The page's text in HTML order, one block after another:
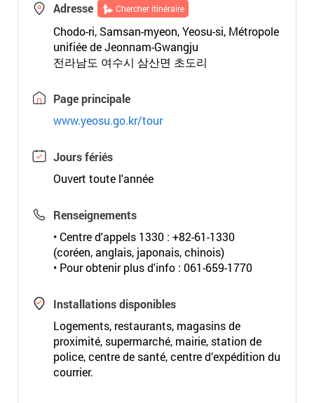
Adresse Chercher itinéraire
Chodo-ri, Samsan-myeon, Yeosu-si, Métropole
unifiée de Jeonnam-Gwangju
전라남도 여수시 삼산면 초도리
Page principale
www.yeosu.go.kr/tour
Jours fériés
Ouvert toute l'année
Renseignements
• Centre d'appels 1330 : +82-61-1330
(coréen, anglais, japonais, chinois)
• Pour obtenir plus d'info : 061-659-1770
Installations disponibles
Logements, restaurants, magasins de
proximité, supermarché, mairie, station de
police, centre de santé, centre d’expédition du
courrier.